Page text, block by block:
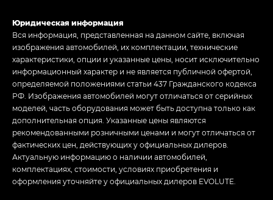
Юридическая информация
Вся информация, представленная на данном сайте, включая
изображения автомобилей, их комплектации, технические
характеристики, опции и указанные цены, носит исключительно
информационный характер и не является публичной офертой,
определяемой положениями статьи 437 Гражданского кодекса
РФ. Изображения автомобилей могут отличаться от серийных
моделей, часть оборудования может быть доступна только как
дополнительная опция. Указанные цены являются
рекомендованными розничными ценами и могут отличаться от
фактических цен, действующих у официальных дилеров.
Актуальную информацию о наличии автомобилей,
комплектациях, стоимости, условиях приобретения и
оформления уточняйте у официальных дилеров EVOLUTE.